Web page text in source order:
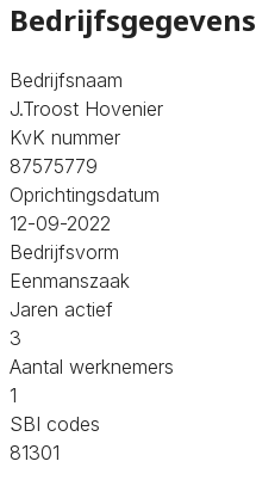
Bedrijfsgegevens
Bedrijfsnaam
J.Troost Hovenier
KvK nummer
87575779
Oprichtingsdatum
12-09-2022
Bedrijfsvorm
Eenmanszaak
Jaren actief
3
Aantal werknemers
1
SBI codes
81301